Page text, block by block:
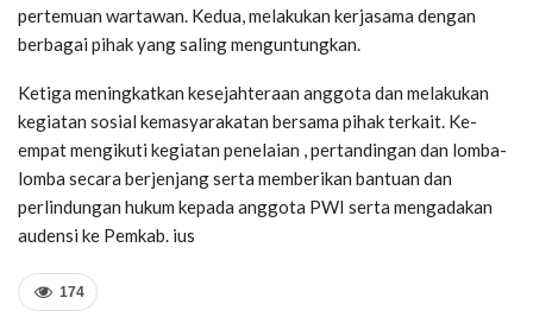
pertemuan wartawan. Kedua, melakukan kerjasama dengan
berbagai pihak yang saling menguntungkan.
Ketiga meningkatkan kesejahteraan anggota dan melakukan
kegiatan sosial kemasyarakatan bersama pihak terkait. Ke-
empat mengikuti kegiatan penelaian , pertandingan dan lomba-
lomba secara berjenjang serta memberikan bantuan dan
perlindungan hukum kepada anggota PWI serta mengadakan
audensi ke Pemkab. ius
174